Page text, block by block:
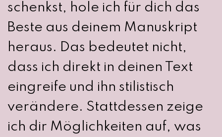
schenkst, hole ich für dich das
Beste aus deinem Manuskript
heraus. Das bedeutet nicht,
dass ich direkt in deinen Text
eingreife und ihn stilistisch
verändere. Stattdessen zeige
ich dir Möglichkeiten auf, was